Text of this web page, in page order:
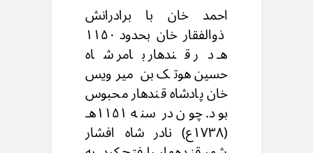
احمد خان با برادرانش
ذوالفقار خان بحدود ۱۱۵۰
هـ در قندهار بامر شاه
حسین هوتک بن میرویس
خان پادشاه قندهار محبوس
بود. چون در سنه ۱۱۵۱هـ
(۱۷۳۸ع) نادر شاه افشار